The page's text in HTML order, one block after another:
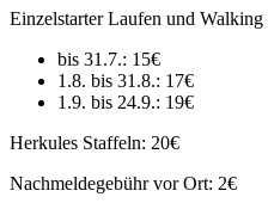
Einzelstarter Laufen und
bis 31.7.: 15€
1.8. bis 31.8.: 17€
1.9. bis 24.9.: 19€
Herkules Staffeln: 20€
Nachmeldegebühr vor Ort: 2€